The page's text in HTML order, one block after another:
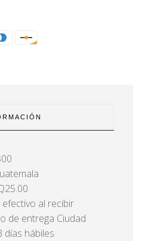
al recibir
de entrega Ciudad
días hábiles